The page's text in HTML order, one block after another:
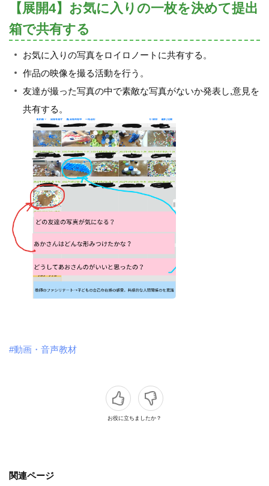
【展開4】お気に入りの一枚を決めて提出
箱で共有する
お気に入りの写真をロイロノートに共有する。
作品の映像を撮る活動を行う。
友達が撮った写真の中で素敵な写真がないか発表し,意見を
共有する。
#動画・音声教材
お役に立ちましたか？
関連ページ